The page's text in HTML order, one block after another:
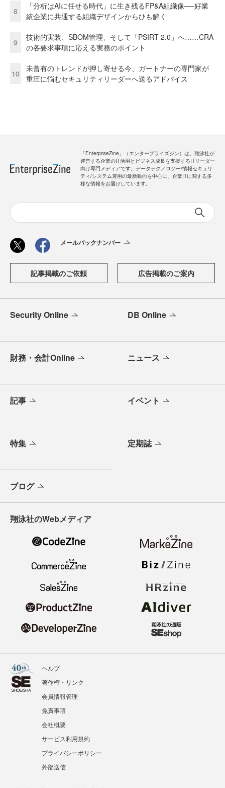
8
「分析はAIに任せる時代」に生き残るFP&A組織像──好業
績企業に共通する組織デザインからひも解く
9
技術的実装、SBOM管理、そして「PSIRT 2.0」へ……CRA
の各要求事項に応える実務のポイント
10
未曾有のトレンドが押し寄せる今、ガートナーの専門家が
重圧に悩むセキュリティリーダーへ送るアドバイス
「EnterpriseZine」（エンタープライズジン）は、翔泳社が
運営する企業のIT活用とビジネス成長を支援するITリーダー
向け専門メディアです。データテクノロジー/情報セキュリ
ティ/システム運用の最新動向を中心に、企業ITに関する多
様な情報をお届けしています。
メールバックナンバー
記事掲載のご依頼 広告掲載のご案内
Security Online DB Online
財務・会計Online ニュース
記事 イベント
特集 定期誌
ブログ
翔泳社のWebメディア
ヘルプ
著作権・リンク
会員情報管理
免責事項
会社概要
サービス利用規約
プライバシーポリシー
外部送信